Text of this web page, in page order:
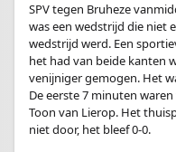
SPV tegen Bruheze
was een wedstrijd die niet
wedstrijd werd. Een
het had van beide kanten
venijniger gemogen. Het
De eerste 7 minuten
Toon van Lierop. Het
niet door, het bleef 0-0.